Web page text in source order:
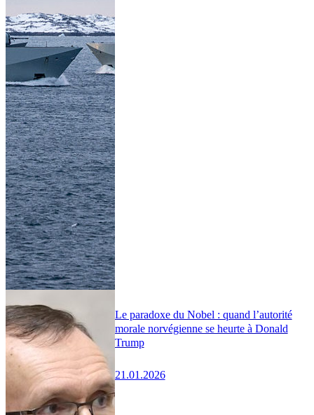
Le paradoxe du Nobel : quand l’autorité
morale norvégienne se heurte à Donald
Trump
21.01.2026